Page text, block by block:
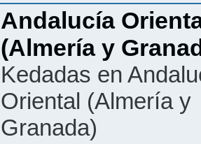
Andalucía
(Almería y
Kedadas en
Oriental (Almería y
Granada)